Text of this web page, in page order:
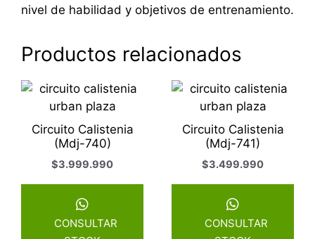
nivel de habilidad y objetivos de entrenamiento.
Productos relacionados
Circuito Calistenia
(Mdj-740)
$3.999.990
CONSULTAR
Circuito Calistenia
(Mdj-741)
$3.499.990
CONSULTAR